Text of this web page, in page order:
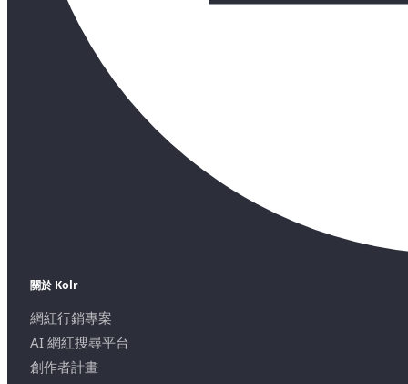
關於 Kolr
網紅行銷專案
AI 網紅搜尋平台
創作者計畫